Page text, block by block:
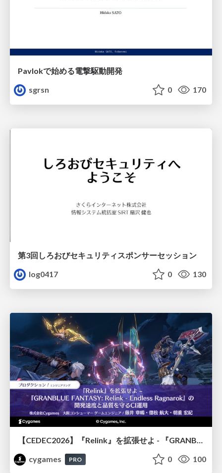
Pavlokで始める電撃駆動開発
sgrsn
0 170
第3回しろおびセキュリティスポンサーセッション
log0417
0 130
cygames
PRO 0 100